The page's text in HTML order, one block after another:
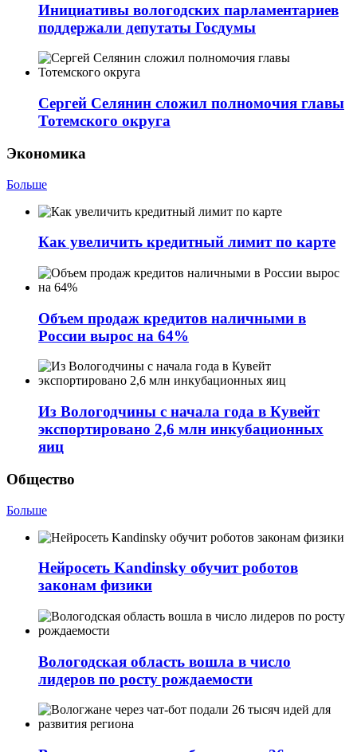
Инициативы вологодских парламентариев
поддержали депутаты Госдумы
Сергей Селянин сложил полномочия главы
Тотемского округа
Экономика
Больше
Как увеличить кредитный лимит по карте
Объем продаж кредитов наличными в
России вырос на 64%
Из Вологодчины с начала года в Кувейт
экспортировано 2,6 млн инкубационных
яиц
Общество
Больше
Нейросеть Kandinsky обучит роботов
законам физики
Вологодская область вошла в число
лидеров по росту рождаемости